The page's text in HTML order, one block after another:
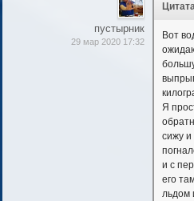
пустырник
29 мар 2020 17:32
Вот
Я
сижу
и с
его
льдом